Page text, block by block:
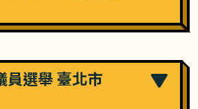
員選舉 臺北市